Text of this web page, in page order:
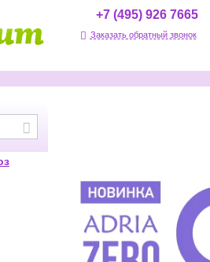
в магазине Линза Хит
+7 (495) 926 7665
Заказать обратный звонок